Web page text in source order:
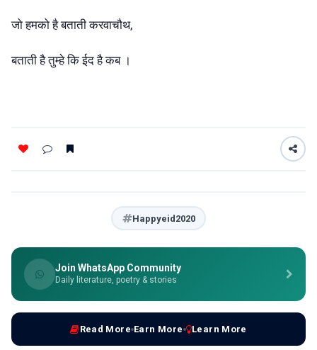
जो हमको है बताती करवाचौथ,
बताती है तुम्हे कि ईद है कब ।
Happyeid2020
Join WhatsApp Community
Daily literature, poetry & stories
Read More Earn More Learn More